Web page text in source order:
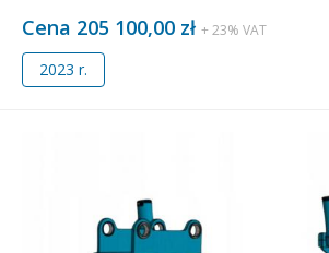
Cena 205 100,00 zł + 23% VAT
2023 r.